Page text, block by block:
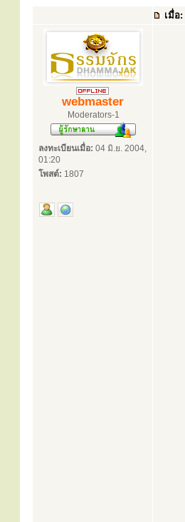
เมื่อ:
webmaster
Moderators-1
ลงทะเบียนเมื่อ: 04 มิ.ย. 2004,
01:20
โพสต์: 1807